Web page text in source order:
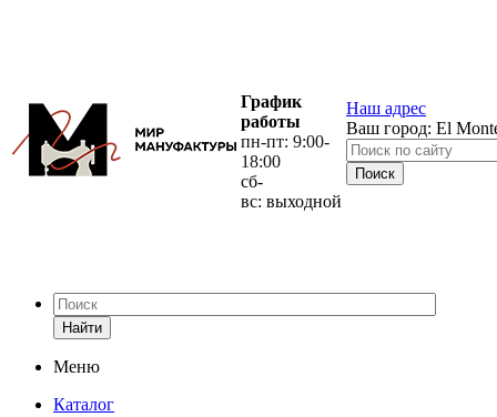
График
работы
пн-пт: 9:00-
18:00
сб-
вс: выходной
Наш адрес
Ваш город: El
Найти
Меню
Каталог